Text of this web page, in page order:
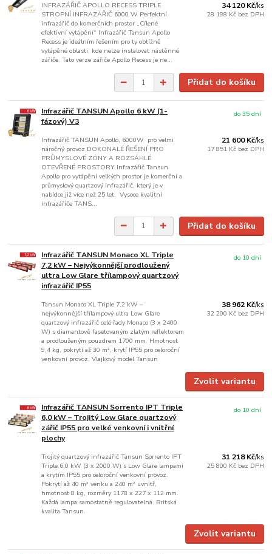
INFRAZÁŘIČ APOLLO RECESS TRIPLE
STROPNÍ INFRAZÁŘIČ 6000 W Perfektní
infrazářič do komerčních prostor „Cílené
efektivní vytápění“ Infrazářič Tansun Apollo
Recess je ideálním řešením pro ty obtížně
vytápěné oblasti, kde nelze instalovat nástěnné
zářiče. Tato verze zářiče Apollo Recess je ne...
34 120 Kč/ks
28 198 Kč bez DPH
Přidat do košíku
Infrazářič TANSUN Apollo 6 kW (1-
fázový) V3
Infrazářič TANSUN Apollo, 6000W pro velmi
náročný provoz DOKONALÉ ŘEŠENÍ PRO
PRŮMYSLOVÉ ZÓNY A ROZSÁHLÉ
OTEVŘENÉ PROSTORY Infrazářič Tansun
Apollo pro vytápění velkých prostor je komerční a
průmyslový quartzový infrazářič, který je v
nabídce již více než 25 let. Vysoce kvalitní
infrazářiče TANS...
21 600 Kč/ks
17 851 Kč bez DPH
do 35 dní
Přidat do košíku
Infrazářič TANSUN Monaco XL Triple
7,2 kW – Nejvýkonnější prodloužený
ultra Low Glare třílampový quartzový
infrazářič IP55
Tansun Monaco XL Triple 7,2 kW –
nejvýkonnější třílampový ultra Low Glare
quartzový infrazářič celé řady Monaco (3 x 2400
W) s diamantově fasetovaným zlatým reflektorem
a prodlouženým pouzdrem 1700 mm. Hmotnost
9,4 kg, pokrytí až 30 m², krytí IP55 pro celoroční
venkovní provoz. Vlajkový model Tansun
38 962 Kč/ks
32 200 Kč bez DPH
do 10 dní
Zvolit variantu
Infrazářič TANSUN Sorrento IPT Triple
6,0 kW – Trojitý Low Glare quartzový
zářič IP55 pro velké venkovní i vnitřní
plochy
Trojitý quartzový infrazářič Tansun Sorrento IPT
Triple 6,0 kW (3 x 2000 W) s Low Glare lampami
a krytím IP55 pro celoroční venkovní provoz.
Pokrytí až 40 m² venku a 240 m² uvnitř,
hmotnost 8 kg, rozměry 1178 x 227 x 112 mm.
Každá lampa samostatně regulovatelná. Britská
kvalita Tansun.
31 218 Kč/ks
25 800 Kč bez DPH
do 10 dní
Zvolit variantu